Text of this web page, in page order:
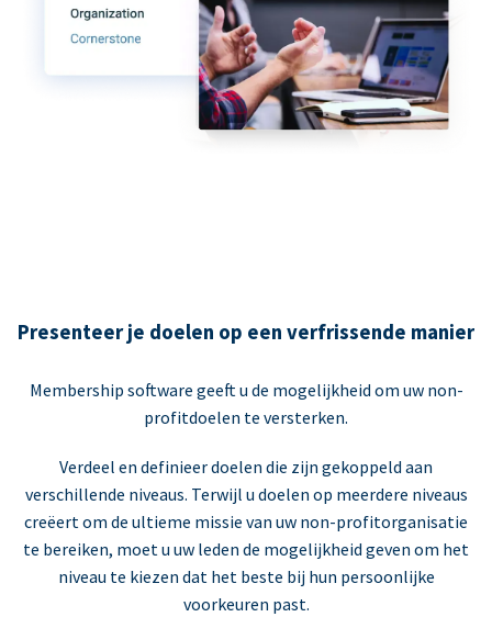
Presenteer je doelen op een verfrissende manier
Membership software geeft u de mogelijkheid om uw non-
profitdoelen te versterken.
Verdeel en definieer doelen die zijn gekoppeld aan
verschillende niveaus. Terwijl u doelen op meerdere niveaus
creëert om de ultieme missie van uw non-profitorganisatie
te bereiken, moet u uw leden de mogelijkheid geven om het
niveau te kiezen dat het beste bij hun persoonlijke
voorkeuren past.